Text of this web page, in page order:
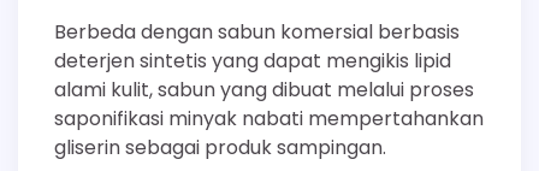
Berbeda dengan sabun komersial berbasis
deterjen sintetis yang dapat mengikis lipid
alami kulit, sabun yang dibuat melalui proses
saponifikasi minyak nabati mempertahankan
gliserin sebagai produk sampingan.